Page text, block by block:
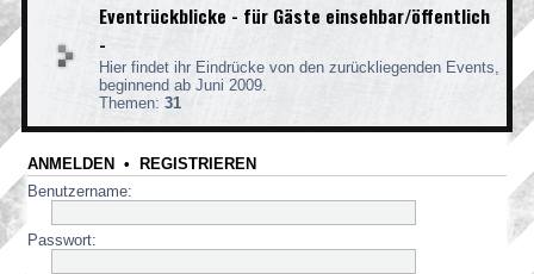
Eventrückblicke - für Gäste einsehbar/öffentlich
-
Hier findet ihr Eindrücke von den zurückliegenden Events,
beginnend ab Juni 2009.
Themen: 31
ANMELDEN • REGISTRIEREN
Benutzername:
Passwort: